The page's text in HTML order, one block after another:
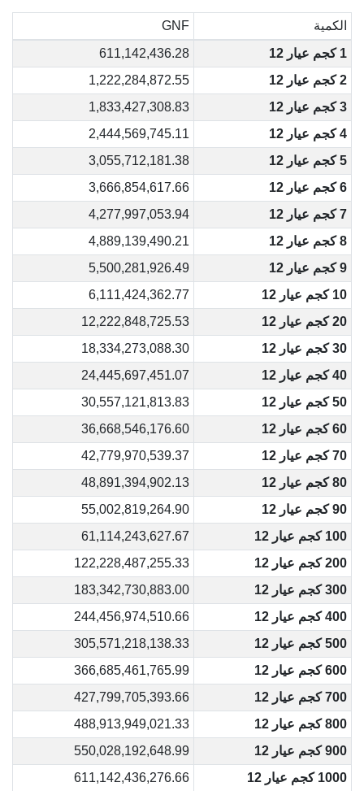
الكمية
GNF
1 كجم عيار 12
611,142,436.28
2 كجم عيار 12
1,222,284,872.55
3 كجم عيار 12
1,833,427,308.83
4 كجم عيار 12
2,444,569,745.11
5 كجم عيار 12
3,055,712,181.38
6 كجم عيار 12
3,666,854,617.66
7 كجم عيار 12
4,277,997,053.94
8 كجم عيار 12
4,889,139,490.21
9 كجم عيار 12
5,500,281,926.49
10 كجم عيار 12
6,111,424,362.77
20 كجم عيار 12
12,222,848,725.53
30 كجم عيار 12
18,334,273,088.30
40 كجم عيار 12
24,445,697,451.07
50 كجم عيار 12
30,557,121,813.83
60 كجم عيار 12
36,668,546,176.60
70 كجم عيار 12
42,779,970,539.37
80 كجم عيار 12
48,891,394,902.13
90 كجم عيار 12
55,002,819,264.90
100 كجم عيار 12
61,114,243,627.67
200 كجم عيار 12
122,228,487,255.33
300 كجم عيار 12
183,342,730,883.00
400 كجم عيار 12
244,456,974,510.66
500 كجم عيار 12
305,571,218,138.33
600 كجم عيار 12
366,685,461,765.99
700 كجم عيار 12
427,799,705,393.66
800 كجم عيار 12
488,913,949,021.33
900 كجم عيار 12
550,028,192,648.99
1000 كجم عيار 12
611,142,436,276.66